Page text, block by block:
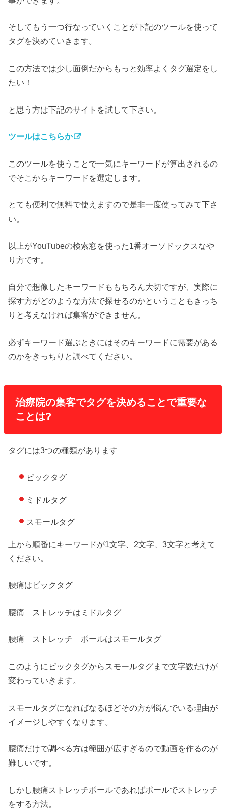
そしてもう一つ行なっていくことが下記のツールを使って
タグを決めていきます。
この方法では少し面倒だからもっと効率よくタグ選定をし
たい！
と思う方は下記のサイトを試して下さい。
ツールはこちらか
このツールを使うことで一気にキーワードが算出されるの
でそこからキーワードを選定します。
とても便利で無料で使えますので是非一度使ってみて下さ
い。
以上がYouTubeの検索窓を使った1番オーソドックスなや
り方です。
自分で想像したキーワードももちろん大切ですが、実際に
探す方がどのような方法で探せるのかということもきっち
りと考えなければ集客ができません。
必ずキーワード選ぶときにはそのキーワードに需要がある
のかをきっちりと調べてください。
治療院の集客でタグを決めることで重要な
ことは?
タグには3つの種類があります
ビックタグ
ミドルタグ
スモールタグ
上から順番にキーワードが1文字、2文字、3文字と考えて
ください。
腰痛はビックタグ
腰痛 ストレッチはミドルタグ
腰痛 ストレッチ ポールはスモールタグ
このようにビックタグからスモールタグまで文字数だけが
変わっていきます。
スモールタグになればなるほどその方が悩んでいる理由が
イメージしやすくなります。
腰痛だけで調べる方は範囲が広すぎるので動画を作るのが
難しいです。
しかし腰痛ストレッチポールであればポールでストレッチ
をする方法。